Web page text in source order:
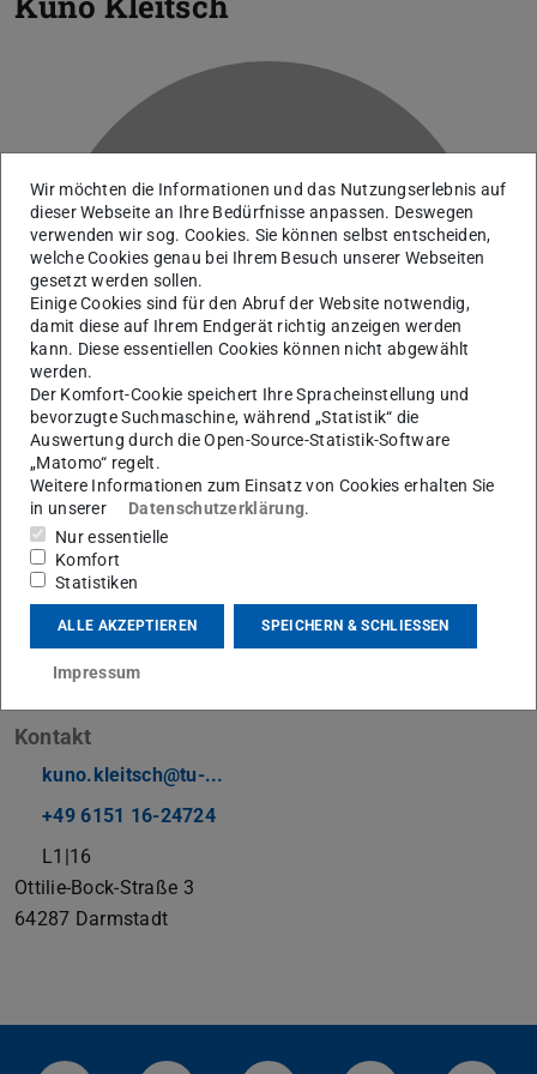
Technischer Mitarbeiter
Arbeitsgebiet(e)
Mechanisch-technologische Prüfungen an mineralischen
Baustoffen und Bauteilen
Kontakt
kuno.kleitsch@tu-...
+49 6151 16-24724
L1|16
Ottilie-Bock-Straße 3
64287 Darmstadt
Wir möchten die Informationen und das Nutzungserlebnis auf
dieser Webseite an Ihre Bedürfnisse anpassen. Deswegen
verwenden wir sog. Cookies. Sie können selbst entscheiden,
welche Cookies genau bei Ihrem Besuch unserer Webseiten
gesetzt werden sollen.
Einige Cookies sind für den Abruf der Website notwendig,
damit diese auf Ihrem Endgerät richtig anzeigen werden
kann. Diese essentiellen Cookies können nicht abgewählt
werden.
Der Komfort-Cookie speichert Ihre Spracheinstellung und
bevorzugte Suchmaschine, während „Statistik“ die
Auswertung durch die Open-Source-Statistik-Software
„Matomo“ regelt.
Weitere Informationen zum Einsatz von Cookies erhalten Sie
in unserer
Datenschutzerklärung.
Nur essentielle
Komfort
Statistiken
ALLE AKZEPTIEREN SPEICHERN & SCHLIESSEN
Impressum